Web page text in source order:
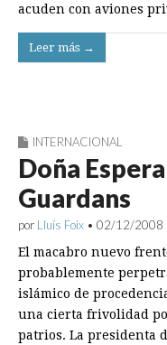
acuden con aviones
Leer más →
INTERNACIONAL
Doña
Guardans
por Lluís Foix • 02/12/2008
El macabro nuevo
probablemente
islámico de
una cierta frivolidad
patrios. La presidenta